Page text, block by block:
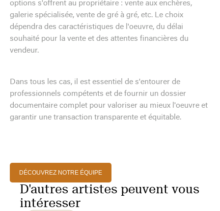
options s'offrent au propriétaire : vente aux enchères,
galerie spécialisée, vente de gré à gré, etc. Le choix
dépendra des caractéristiques de l'oeuvre, du délai
souhaité pour la vente et des attentes financières du
vendeur.
Dans tous les cas, il est essentiel de s'entourer de
professionnels compétents et de fournir un dossier
documentaire complet pour valoriser au mieux l'oeuvre et
garantir une transaction transparente et équitable.
DÉCOUVREZ NOTRE ÉQUIPE
D'autres artistes peuvent vous
intéresser